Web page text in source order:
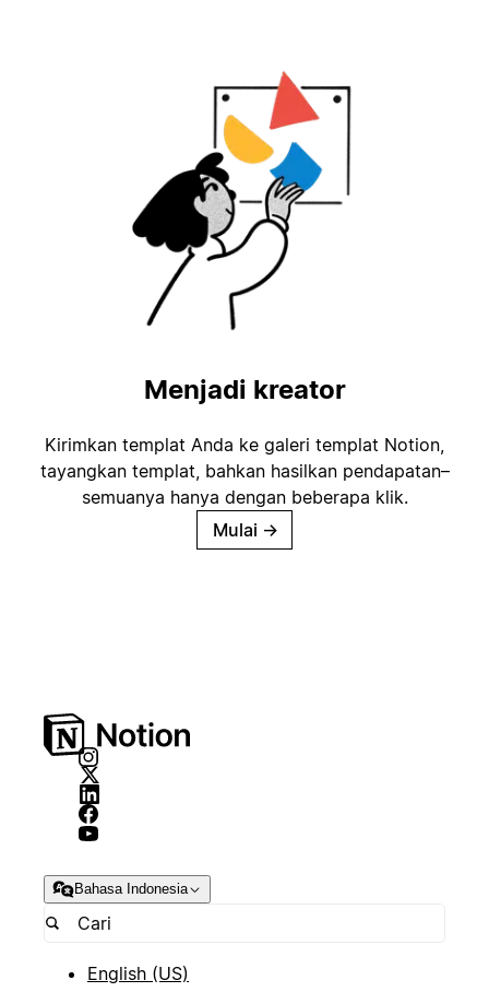
Menjadi kreator
Kirimkan templat Anda ke galeri templat Notion,
tayangkan templat, bahkan hasilkan pendapatan–
semuanya hanya dengan beberapa klik.
Mulai →
Bahasa Indonesia
English (US)